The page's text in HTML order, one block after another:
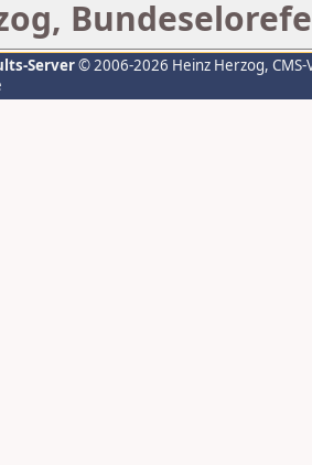
Server© 2006-2026 Heinz Herzog,